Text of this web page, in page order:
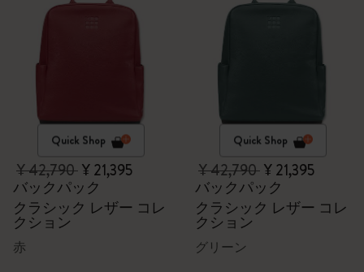
Quick Shop
¥ 42,790¥ 21,395
バックパック
クラシック レザー コレ
クション
赤
Quick Shop
¥ 42,790¥ 21,395
バックパック
クラシック レザー コレ
クション
グリーン